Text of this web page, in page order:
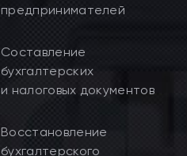
предпринимателей
Составление
бухгалтерских
и налоговых документов
Восстановление
бухгалтерского